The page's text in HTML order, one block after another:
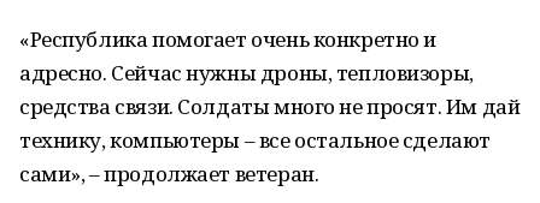
«Республика помогает очень конкретно и
адресно. Сейчас нужны дроны, тепловизоры,
средства связи. Солдаты много не просят. Им дай
технику, компьютеры – все остальное сделают
сами», – продолжает ветеран.